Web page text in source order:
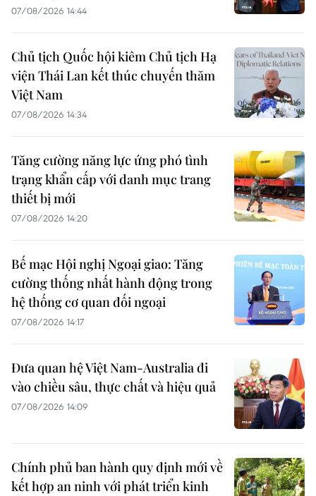
07/08/2026 14:44
Chủ tịch Quốc hội kiêm Chủ tịch Hạ
viện Thái Lan kết thúc chuyến thăm
Việt Nam
07/08/2026 14:34
Tăng cường năng lực ứng phó tình
trạng khẩn cấp với danh mục trang
thiết bị mới
07/08/2026 14:20
Bế mạc Hội nghị Ngoại giao: Tăng
cường thống nhất hành động trong
hệ thống cơ quan đối ngoại
07/08/2026 14:17
Đưa quan hệ Việt Nam-Australia đi
vào chiều sâu, thực chất và hiệu quả
07/08/2026 14:09
Chính phủ ban hành quy định mới về
kết hợp an ninh với phát triển kinh